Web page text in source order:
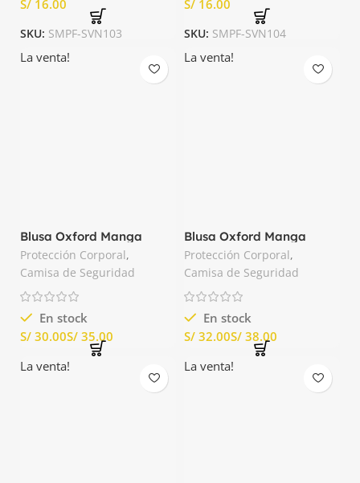
S/
SKU: SMPF-SVN103
S/
SKU: SMPF-SVN104
La venta!
Blusa Oxford Manga
Corta Color Azul Italiano
Protección Corporal,
Camisa de Seguridad
En stock
S/
S/
La venta!
Blusa Oxford Manga
Larga Color Azul Italiano
Protección Corporal,
Camisa de Seguridad
En stock
S/
S/
La venta!
La venta!